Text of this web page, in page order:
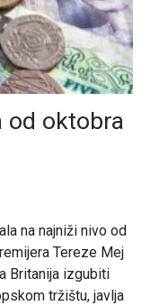
od oktobra
na najniži nivo od
Tereze Mej
Britanija izgubiti
tržištu, javlja